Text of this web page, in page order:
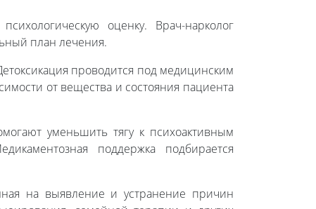
оценку. Врач-нарколог
план лечения.
проводится под медицинским
от вещества и состояния пациента
уменьшить тягу к психоактивным
поддержка подбирается
на выявление и устранение причин